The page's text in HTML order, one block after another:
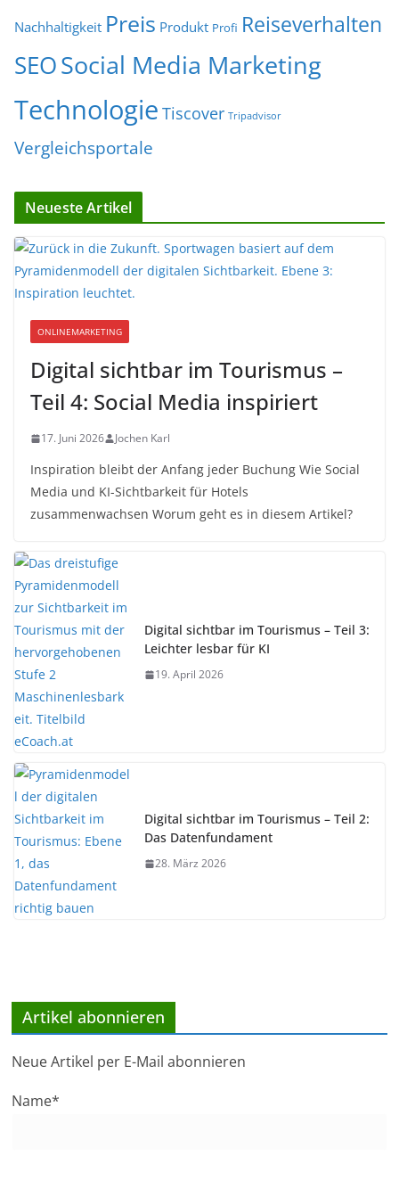
Nachhaltigkeit Preis Produkt Profi Reiseverhalten
SEOSocial Media Marketing
Technologie Tiscover Tripadvisor
Vergleichsportale
Neueste Artikel
ONLINEMARKETING
Digital sichtbar im Tourismus –
Teil 4: Social Media inspiriert
17. Juni 2026 Jochen Karl
Inspiration bleibt der Anfang jeder Buchung Wie Social
Media und KI-Sichtbarkeit für Hotels
zusammenwachsen Worum geht es in diesem Artikel?
Digital sichtbar im Tourismus – Teil 3:
Leichter lesbar für KI
19. April 2026
Digital sichtbar im Tourismus – Teil 2:
Das Datenfundament
28. März 2026
Artikel abonnieren
Neue Artikel per E-Mail abonnieren
Name*